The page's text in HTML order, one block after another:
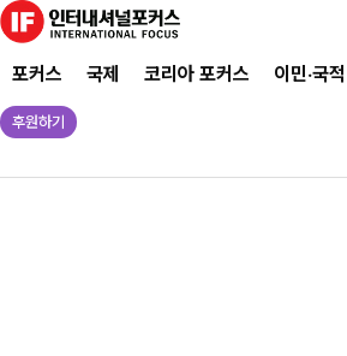
포커스 국제 코리아 포커스 이민·국적
후원하기